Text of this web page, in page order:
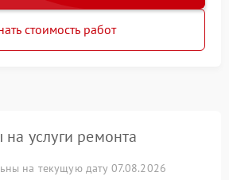
стоимость работ
услуги ремонта
на текущую дату 07.08.2026